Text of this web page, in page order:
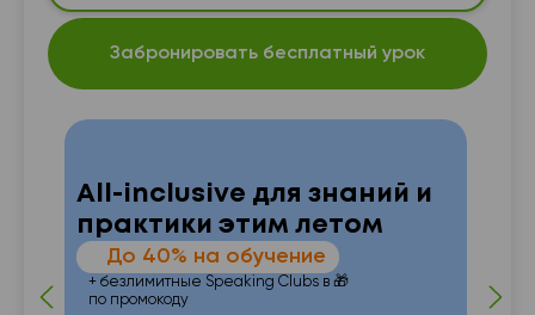
Забронировать бесплатный урок
All-inclusive для знаний и
практики этим летом
До 40% на обучение
+ безлимитные Speaking Clubs в 🎁
по промокоду